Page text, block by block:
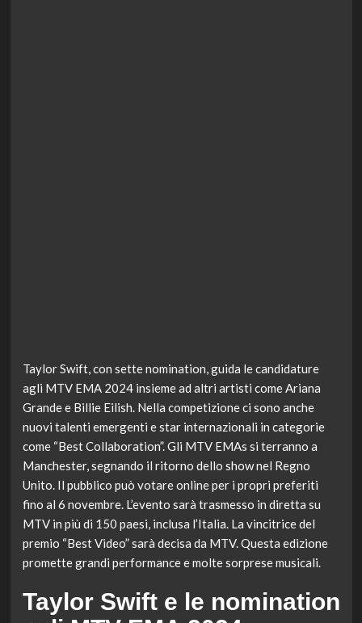
Taylor Swift, con sette nomination, guida le candidature
agli MTV EMA 2024 insieme ad altri artisti come Ariana
Grande e Billie Eilish. Nella competizione ci sono anche
nuovi talenti emergenti e star internazionali in categorie
come “Best Collaboration”. Gli MTV EMAs si terranno a
Manchester, segnando il ritorno dello show nel Regno
Unito. Il pubblico può votare online per i propri preferiti
fino al 6 novembre. L’evento sarà trasmesso in diretta su
MTV in più di 150 paesi, inclusa l’Italia. La vincitrice del
premio “Best Video” sarà decisa da MTV. Questa edizione
promette grandi performance e molte sorprese musicali.
Taylor Swift e le nomination